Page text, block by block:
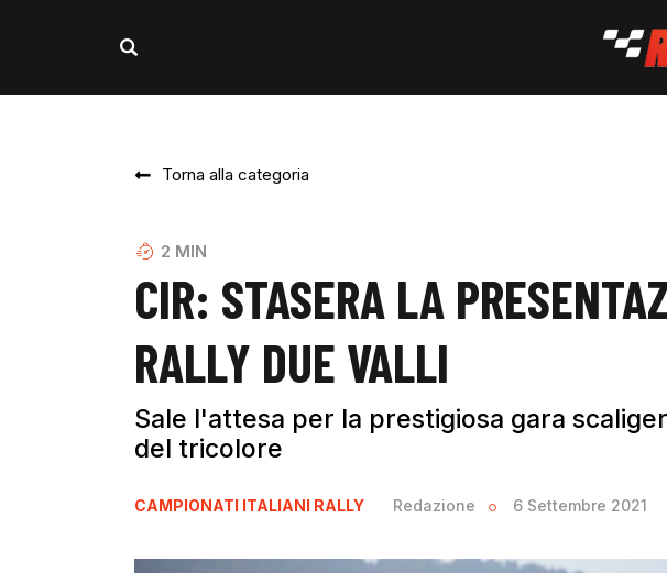
Torna alla categoria
2 MIN
CIR: STASERA LA
RALLY DUE VALLI
Sale l'attesa per la prestigiosa gara
del tricolore
CAMPIONATI ITALIANI RALLY Redazione 6 Settembre 2021